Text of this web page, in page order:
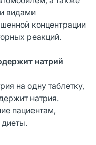
видами
концентрации
реакций.
натрий
на одну таблетку,
натрия.
пациентам,